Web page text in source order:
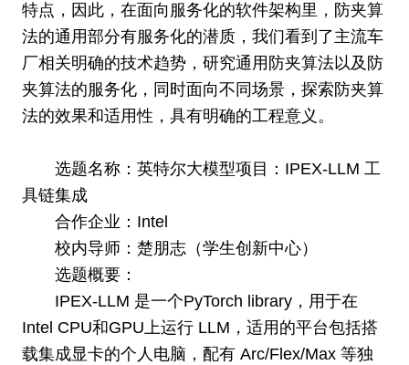
特点，因此，在面向服务化的软件架构里，防夹算
法的通用部分有服务化的潜质，我们看到了主流车
厂相关明确的技术趋势，研究通用防夹算法以及防
夹算法的服务化，同时面向不同场景，探索防夹算
法的效果和适用性，具有明确的工程意义。
选题名称：英特尔大模型项目：IPEX-LLM 工
具链集成
合作企业：Intel
校内导师：楚朋志（学生创新中心）
选题概要：
IPEX-LLM 是一个PyTorch library，用于在
Intel CPU和GPU上运行 LLM，适用的平台包括搭
载集成显卡的个人电脑，配有 Arc/Flex/Max 等独